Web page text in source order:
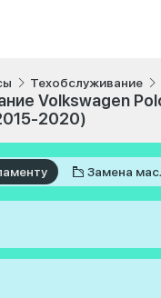
Техобслуживание
Volkswagen
2020)
Замена